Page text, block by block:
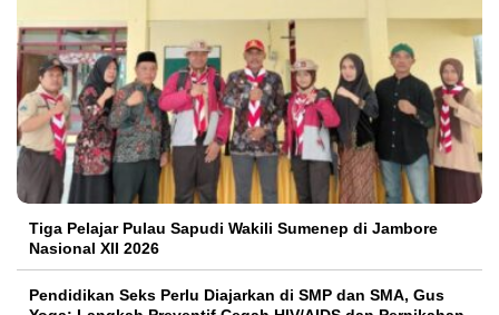
Tiga Pelajar Pulau Sapudi Wakili Sumenep di Jambore
Nasional XII 2026
Pendidikan Seks Perlu Diajarkan di SMP dan SMA, Gus